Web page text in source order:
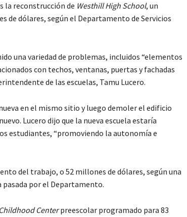
la reconstrucción de Westhill High School, un
de dólares, según el Departamento de Servicios
una variedad de problemas, incluidos “elementos
con techos, ventanas, puertas y fachadas
de las escuelas, Tamu Lucero.
en el mismo sitio y luego demoler el edificio
Lucero dijo que la nueva escuela estaría
estudiantes, “promoviendo la autonomía e
del trabajo, o 52 millones de dólares, según una
pasada por el Departamento.
Centerpreescolar programado para 83